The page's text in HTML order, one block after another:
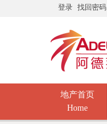
登录 找回密码
地产首页
Home